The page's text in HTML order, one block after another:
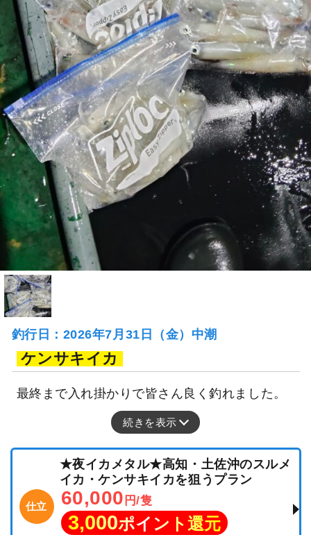
釣行日：2026年7月31日（金）中潮
ケンサキイカ
最終まで入れ掛かりで皆さん良く釣れました。
続きを表示
仕立
★夜イカメタル★高知・土佐沖のスルメ
イカ・ケンサキイカを狙うプラン
60,000 円/隻
3,000ポイント還元